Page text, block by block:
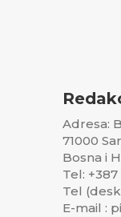
Adresa:
71000
Bosna i
Tel:
Tel
E-mail :